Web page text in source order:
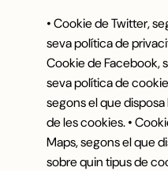
• Cookie de Twitter,
seva política de
Cookie de Facebook,
seva política de
segons el que
de les cookies. •
Maps, segons el que
sobre quin tipus de